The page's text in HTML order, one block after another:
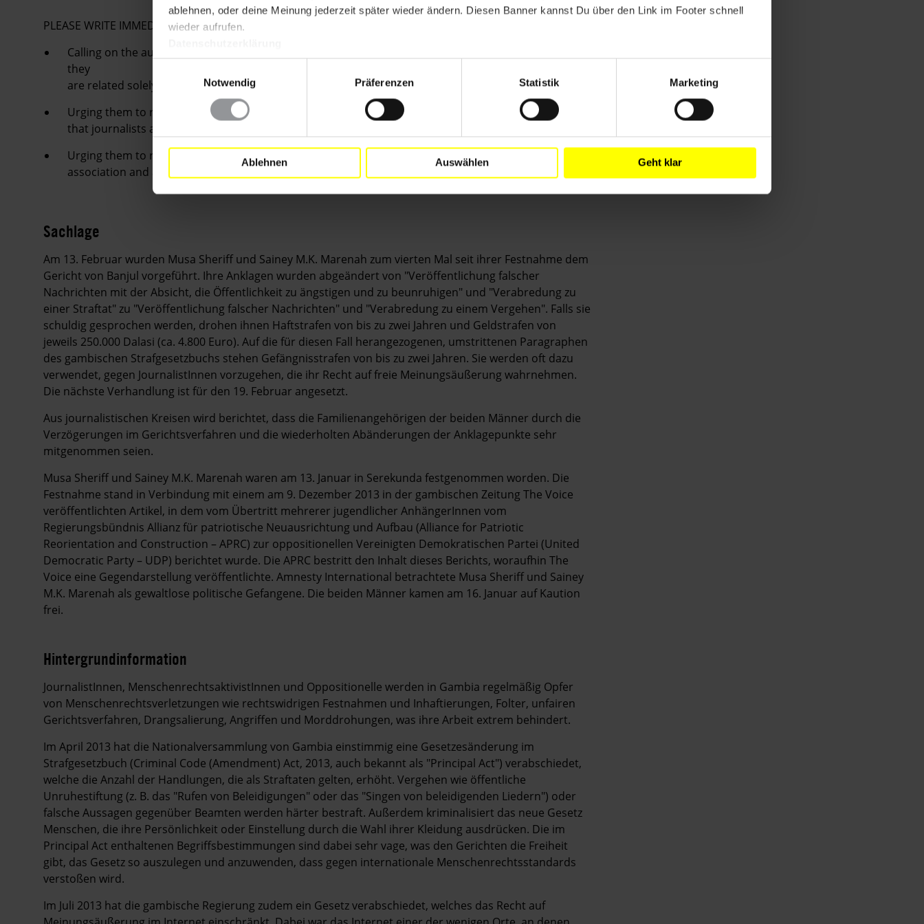
ablehnen, oder deine Meinung jederzeit später wieder ändern. Diesen Banner kannst Du über den Link im Footer schnell
wieder aufrufen.
Notwendig
Präferenzen Statistik Marketing
Ablehnen Auswählen Geht klar
PLEASE WRITE IMMEDIATELY
Calling on the authorities to drop the charges against Musa Sheriff and Sainey M.K. Marenah since
they
are related solely to the legitimate exercise of their right to freedom of expression.
Urging them to respect and protect the rights to freedom of expression and assembly and ensure
that journalists are able to carry out their work without hindrance, intimidation or harassment.
Urging them to remove unlawful restrictions on freedom of expression,
association and assembly from the legislation in The Gambia.
Sachlage
Am 13. Februar wurden Musa Sheriff und Sainey M.K. Marenah zum vierten Mal seit ihrer Festnahme dem
Gericht von Banjul vorgeführt. Ihre Anklagen wurden abgeändert von "Veröffentlichung falscher
Nachrichten mit der Absicht, die Öffentlichkeit zu ängstigen und zu beunruhigen" und "Verabredung zu
einer Straftat" zu "Veröffentlichung falscher Nachrichten" und "Verabredung zu einem Vergehen". Falls sie
schuldig gesprochen werden, drohen ihnen Haftstrafen von bis zu zwei Jahren und Geldstrafen von
jeweils 250.000 Dalasi (ca. 4.800 Euro). Auf die für diesen Fall herangezogenen, umstrittenen Paragraphen
des gambischen Strafgesetzbuchs stehen Gefängnisstrafen von bis zu zwei Jahren. Sie werden oft dazu
verwendet, gegen JournalistInnen vorzugehen, die ihr Recht auf freie Meinungsäußerung wahrnehmen.
Die nächste Verhandlung ist für den 19. Februar angesetzt.
Aus journalistischen Kreisen wird berichtet, dass die Familienangehörigen der beiden Männer durch die
Verzögerungen im Gerichtsverfahren und die wiederholten Abänderungen der Anklagepunkte sehr
mitgenommen seien.
Musa Sheriff und Sainey M.K. Marenah waren am 13. Januar in Serekunda festgenommen worden. Die
Festnahme stand in Verbindung mit einem am 9. Dezember 2013 in der gambischen Zeitung The Voice
veröffentlichten Artikel, in dem vom Übertritt mehrerer jugendlicher AnhängerInnen vom
Regierungsbündnis Allianz für patriotische Neuausrichtung und Aufbau (Alliance for Patriotic
Reorientation and Construction – APRC) zur oppositionellen Vereinigten Demokratischen Partei (United
Democratic Party – UDP) berichtet wurde. Die APRC bestritt den Inhalt dieses Berichts, woraufhin The
Voice eine Gegendarstellung veröffentlichte. Amnesty International betrachtete Musa Sheriff und Sainey
M.K. Marenah als gewaltlose politische Gefangene. Die beiden Männer kamen am 16. Januar auf Kaution
frei.
Hintergrundinformation
Hintergrund
JournalistInnen, MenschenrechtsaktivistInnen und Oppositionelle werden in Gambia regelmäßig Opfer
von Menschenrechtsverletzungen wie rechtswidrigen Festnahmen und Inhaftierungen, Folter, unfairen
Gerichtsverfahren, Drangsalierung, Angriffen und Morddrohungen, was ihre Arbeit extrem behindert.
Im April 2013 hat die Nationalversammlung von Gambia einstimmig eine Gesetzesänderung im
Strafgesetzbuch (Criminal Code (Amendment) Act, 2013, auch bekannt als "Principal Act") verabschiedet,
welche die Anzahl der Handlungen, die als Straftaten gelten, erhöht. Vergehen wie öffentliche
Unruhestiftung (z. B. das "Rufen von Beleidigungen" oder das "Singen von beleidigenden Liedern") oder
falsche Aussagen gegenüber Beamten werden härter bestraft. Außerdem kriminalisiert das neue Gesetz
Menschen, die ihre Persönlichkeit oder Einstellung durch die Wahl ihrer Kleidung ausdrücken. Die im
Principal Act enthaltenen Begriffsbestimmungen sind dabei sehr vage, was den Gerichten die Freiheit
gibt, das Gesetz so auszulegen und anzuwenden, dass gegen internationale Menschenrechtsstandards
verstoßen wird.
Im Juli 2013 hat die gambische Regierung zudem ein Gesetz verabschiedet, welches das Recht auf